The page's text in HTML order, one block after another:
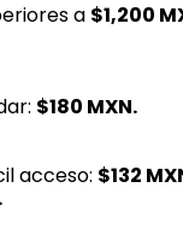
a $1,200
$180 MXN.
acceso: $132